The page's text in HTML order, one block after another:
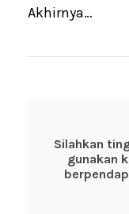
Akhirnya…
Silahkan
gunakan